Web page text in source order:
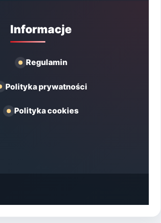
Informacje
Regulamin
Polityka prywatności
Polityka cookies